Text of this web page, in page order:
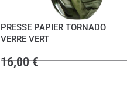
PRESSE PAPIER TORNADO
VERRE VERT
16,00€